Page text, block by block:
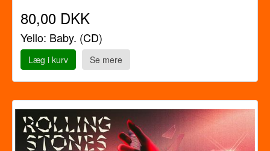
80,00 DKK
Yello: Baby. (CD)
Læg i kurv Se mere